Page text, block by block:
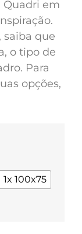
Quadri em
saiba que
o tipo de
Para
opções,
1x 100x75